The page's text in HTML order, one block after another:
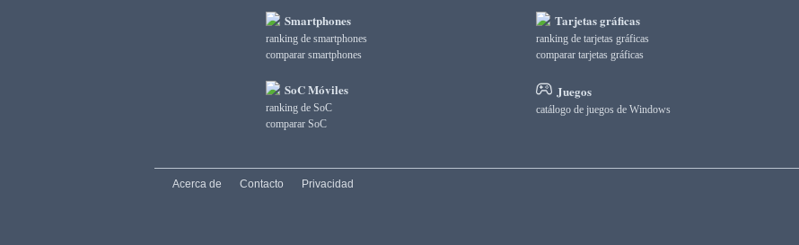
Smartphones
ranking de smartphones
comparar smartphones
SoC Móviles
ranking de SoC
comparar SoC
Tarjetas gráficas
ranking de tarjetas gráficas
comparar tarjetas gráficas
Juegos
catálogo de juegos de Windows
Acerca de Contacto Privacidad